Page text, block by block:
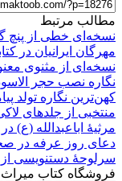
مطالب مرتبط
نسخه‌ای خطی از پنچ
مهرگان ایرانیان در
نسخه‌ای از مثنوی
نگاره نصب حجر
کهن‌ترین نگاره تولد
منتخبی از جلدهای
مرثیۀ اباعبدالله
دعای روز عرفه در
سرلوحۀ دستنویسی
فروشگاه کتاب میراث